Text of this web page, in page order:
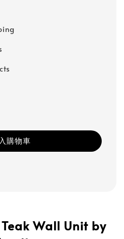
購物車
Wall Unit by